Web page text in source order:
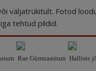
väljatrükitult. Fotod
tehtud pildid.
Rae Gümnaasium Halliste